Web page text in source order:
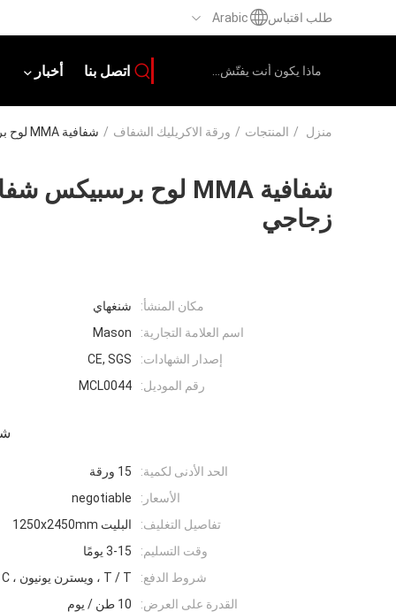
طلب اقتباس Arabic
أخبار اتصل بنا
منزل / المنتجات / ورقة الاكريليك الشفاف / شفافية MMA لوح برسبيكس شفاف 10 مم أكريليك بلكسي زجاجي
زجاجي
مكان المنشأ:
شنغهاي
اسم العلامة التجارية:
Mason
إصدار الشهادات:
CE, SGS
رقم الموديل:
MCL0044
الحد الأدنى لكمية:
15 ورقة
الأسعار:
negotiable
تفاصيل التغليف:
البليت 1250x2450mm
وقت التسليم:
3-15 يومًا
شروط الدفع:
T / T ، ويسترن يونيون ، MoneyGram ، L / C.
القدرة على العرض:
10 طن / يوم